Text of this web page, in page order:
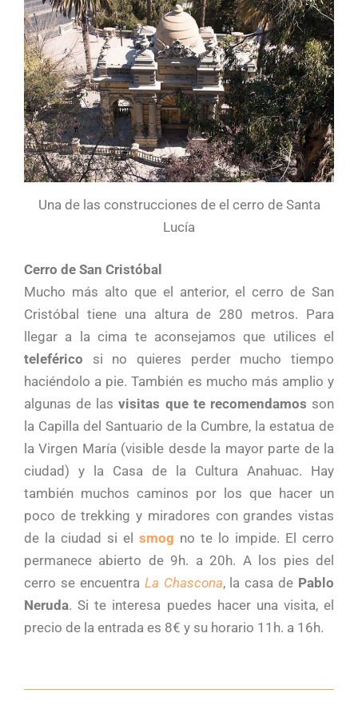
Una de las construcciones de el cerro de Santa
Lucía
Cerro de San Cristóbal
Mucho más alto que el anterior, el cerro de San
Cristóbal tiene una altura de 280 metros. Para
llegar a la cima te aconsejamos que utilices el
teleférico si no quieres perder mucho tiempo
haciéndolo a pie. También es mucho más amplio y
algunas de lasvisitas que te recomendamos son
la Capilla del Santuario de la Cumbre, la estatua de
la Virgen María (visible desde la mayor parte de la
ciudad) y la Casa de la Cultura Anahuac. Hay
también muchos caminos por los que hacer un
poco de trekking y miradores con grandes vistas
de la ciudad si el smog no te lo impide. El cerro
permanece abierto de 9h. a 20h. A los pies del
cerro se encuentraLa Chascona, la casa de Pablo
Neruda. Si te interesa puedes hacer una visita, el
precio de la entrada es 8€ y su horario 11h. a 16h.